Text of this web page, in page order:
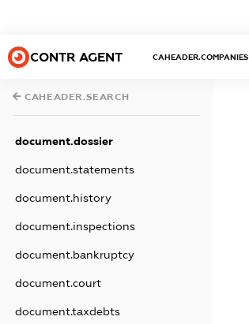
CONTR AGENT CAHEADER.COMPANIES
CAHEADER.SEARCH
document.dossier
document.statements
document.history
document.inspections
document.bankruptcy
document.court
document.taxdebts